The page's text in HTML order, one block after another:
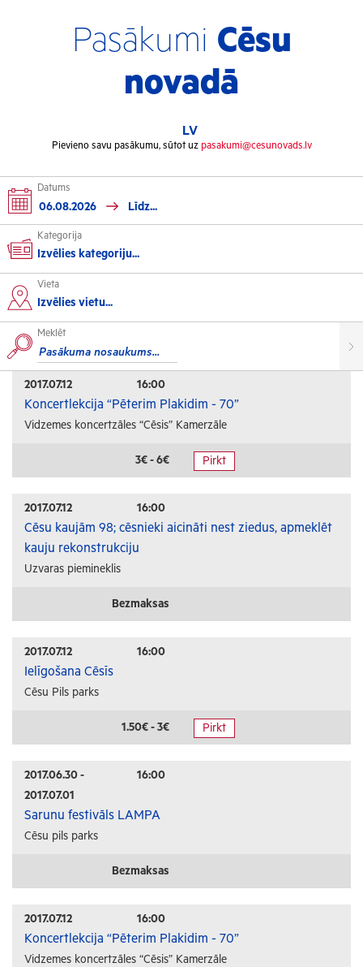
Pasākumi Cēsu
novadā
LV
Pievieno savu pasākumu, sūtot uz pasakumi@cesunovads.lv
Datums
Kategorija
Izvēlies kategoriju...
Kultūra
Izstādes
Koncerti
Izrādes
Festivāli un svētki
Kino
Citi pasākumi
Sports
Florbols
Slēpošana
Izglītība
Konferences
Kursi un semināri
Radošās darbnīcas
Lekcijas
Interešu pasākumi
Ģimenēm ar bērniem
Vieta
Izvēlies vietu...
Meklēt
2017.07.12 16:00
Koncertlekcija “Pēterim Plakidim - 70”
Vidzemes koncertzāles “Cēsis” Kamerzāle
3€ - 6€ Pirkt
2017.07.12 16:00
Cēsu kaujām 98; cēsnieki aicināti nest ziedus, apmeklēt
kauju rekonstrukciju
Uzvaras piemineklis
Bezmaksas
2017.07.12 16:00
Ielīgošana Cēsīs
Cēsu Pils parks
1.50€ - 3€ Pirkt
2017.06.30 -
2017.07.01
16:00
Sarunu festivāls LAMPA
Cēsu pils parks
Bezmaksas
2017.07.12 16:00
Koncertlekcija “Pēterim Plakidim - 70”
Vidzemes koncertzāles “Cēsis” Kamerzāle